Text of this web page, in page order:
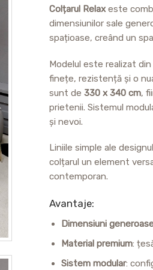
Colțarul Relaxeste
dimensiunilor sale
spațioase, creând un
Modelul este realizat
finețe, rezistență și o
sunt de330 x 340 cm,
prietenii. Sistemul
și nevoi.
Liniile simple ale
colțarul un element
contemporan.
Avantaje:
Dimensiuni
Material premium:
Sistem modular: